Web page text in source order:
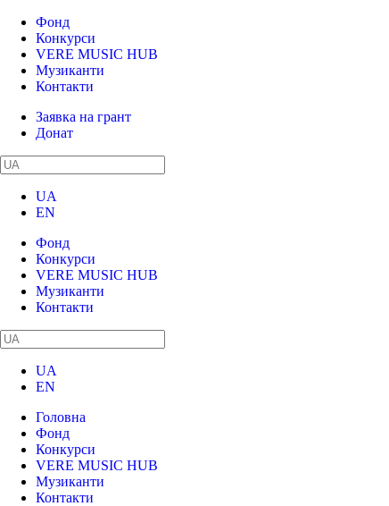
Фонд
Конкурси
VERE MUSIC HUB
Музиканти
Контакти
Заявка на грант
Донат
UA
EN
Фонд
Конкурси
VERE MUSIC HUB
Музиканти
Контакти
UA
EN
Головна
Фонд
Конкурси
VERE MUSIC HUB
Музиканти
Контакти